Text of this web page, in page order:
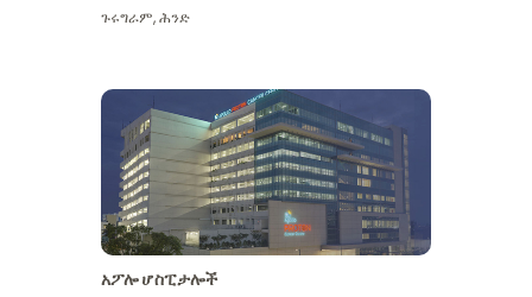
ጉሩግራም,ሕንድ
አፖሎ ሆስፒታሎች